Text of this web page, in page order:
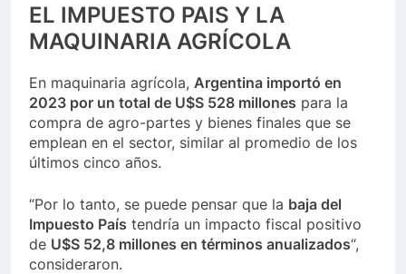
EL IMPUESTO PAIS Y LA
MAQUINARIA AGRÍCOLA
En maquinaria agrícola, Argentina importó en
2023 por un total de U$S 528 millones para la
compra de agro-partes y bienes finales que se
emplean en el sector, similar al promedio de los
últimos cinco años.
“Por lo tanto, se puede pensar que la baja del
Impuesto País tendría un impacto fiscal positivo
de U$S 52,8 millones en términos anualizados“,
consideraron.